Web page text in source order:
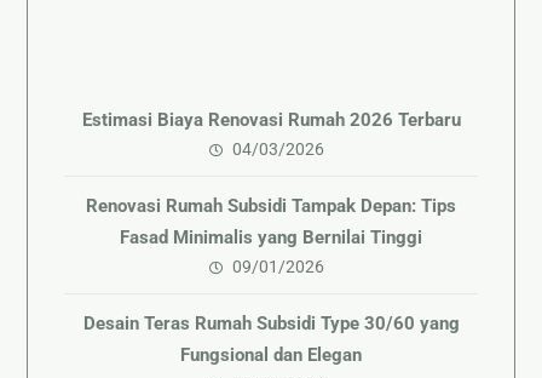
Estimasi Biaya Renovasi Rumah 2026 Terbaru
04/03/2026
Renovasi Rumah Subsidi Tampak Depan: Tips
Fasad Minimalis yang Bernilai Tinggi
09/01/2026
Desain Teras Rumah Subsidi Type 30/60 yang
Fungsional dan Elegan